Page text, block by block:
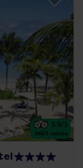
3.9/5
3603 opinie